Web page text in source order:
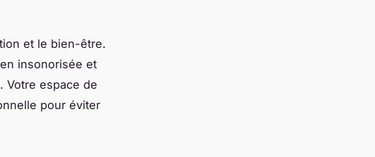
et le bien-être.
insonorisée et
Votre espace de
pour éviter